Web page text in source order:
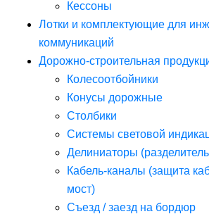
Кессоны
Лотки и комплектующие для
коммуникаций
Дорожно-строительная
Колесоотбойники
Конусы дорожные
Столбики
Системы световой
Делиниаторы
Кабель-каналы (защита
мост)
Съезд / заезд на бордюр